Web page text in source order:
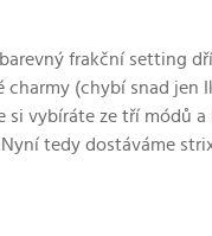
frakční setting
charmy (chybí snad jen
si vybíráte ze tří módů a
Nyní tedy dostáváme